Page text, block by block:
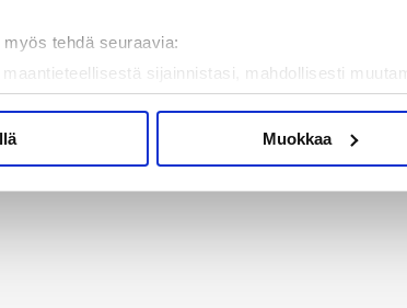
tehdä seuraavia:
maantieteellisestä sijainnistasi, mahdollisesti
skannaamalla sen ominaispiirteitä aktiivisesti
henkilötietojasi käsitellään ja miten voit määrittää
tarjoamamme sisällön ja mainosten
Lisäksi jaamme sosiaalisen
siitä, miten käytät sivustoamme.
Muokkaa